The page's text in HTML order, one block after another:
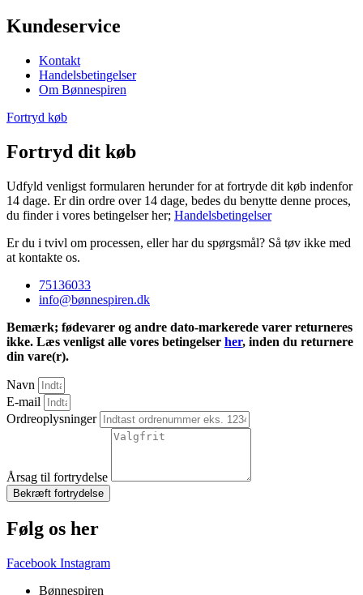
Kundeservice
Kontakt
Handelsbetingelser
Om Bønnespiren
Fortryd køb
Fortryd dit køb
Udfyld venligst formularen herunder for at fortryde dit køb indenfor
14 dage. Er din ordre over 14 dage, bedes du benytte denne proces,
du finder i vores betingelser her; Handelsbetingelser
Er du i tvivl om processen, eller har du spørgsmål? Så tøv ikke med
at kontakte os.
75136033
info@bønnespiren.dk
Bemærk; fødevarer og andre dato-markerede varer returneres
ikke. Læs venligst alle vores betingelser her, inden du returnere
din vare(r).
Navn
E-mail
Ordreoplysninger
Årsag til fortrydelse
Bekræft fortrydelse
Følg os her
Facebook Instagram
Bønnespiren